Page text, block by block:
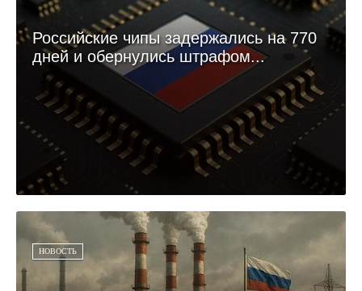
Российские чипы задержались на 770
дней и обернулись штрафом...
НОВОСТЬ